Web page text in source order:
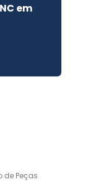
em
de Peças